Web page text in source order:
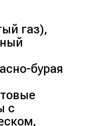
газ),
бурая
с